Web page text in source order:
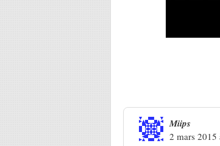
Miips
2 mars